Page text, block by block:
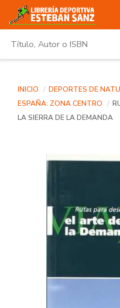
INICIO DEPORTES DE
ESPAÑA: ZONA CENTRO
LA SIERRA DE LA DEMANDA